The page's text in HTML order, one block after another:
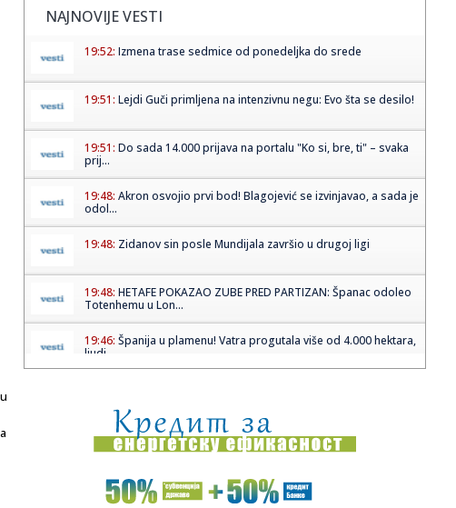
NAJNOVIJE VESTI
19:52: Izmena trase sedmice od ponedeljka do srede
19:51: Lejdi Guči primljena na intenzivnu negu: Evo šta se desilo!
19:51: Do sada 14.000 prijava na portalu "Ko si, bre, ti" – svaka
prij...
19:48: Akron osvojio prvi bod! Blagojević se izvinjavao, a sada je
odol...
19:48: Zidanov sin posle Mundijala završio u drugoj ligi
19:48: HETAFE POKAZAO ZUBE PRED PARTIZAN: Španac odoleo
Totenhemu u Lon...
19:46: Španija u plamenu! Vatra progutala više od 4.000 hektara,
ljudi...
19:35:Vučić: "Zbog toga ćemo biti vojna sila"
19:32:Najboji stranci u istoriji NBA: Jokić iza Dirka i Janisa – Bod...